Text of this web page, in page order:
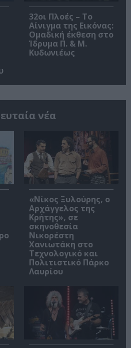
32οι Πλοές – Το
Αίνιγμα της Εικόνας:
Ομαδική έκθεση στο
Ίδρυμα Π. & Μ.
Κυδωνιέως
νέα
«Νίκος Ξυλούρης, ο
Αρχάγγελος της
Κρήτης», σε
σκηνοθεσία
Νικορέστη
Χανιωτάκη στο
Τεχνολογικό και
Πολιτιστικό Πάρκο
Λαυρίου